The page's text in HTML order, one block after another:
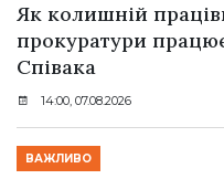
Як колишній
прокуратури
Співака
14:00, 07.08.2026
ВАЖЛИВО